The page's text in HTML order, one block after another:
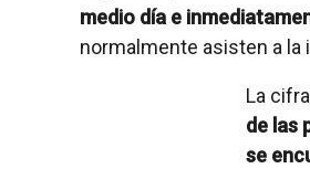
medio día e
normalmente asisten a
La
de las
se